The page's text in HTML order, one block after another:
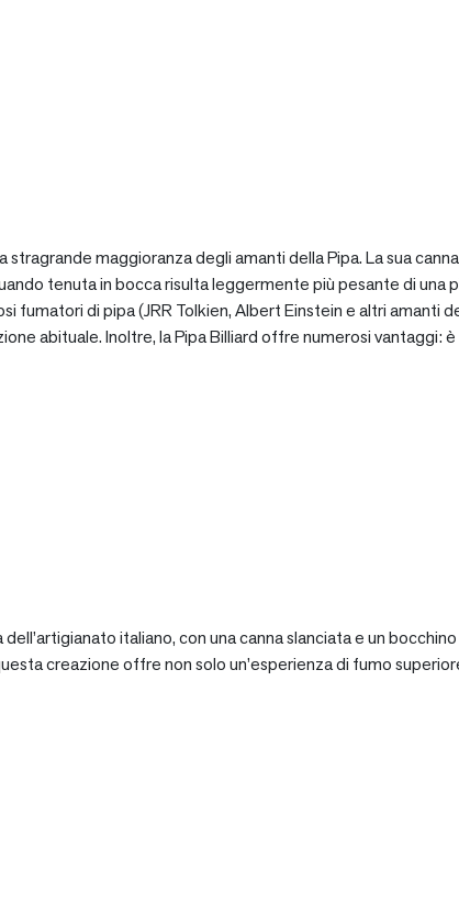
stragrande maggioranza degli amanti della Pipa. La sua
tenuta in bocca risulta leggermente più pesante di una
fumatori di pipa (JRR Tolkien, Albert Einstein e altri amanti
abituale. Inoltre, la Pipa Billiard offre numerosi vantaggi:
italiano, con una canna slanciata e un
creazione offre non solo un’esperienza di fumo